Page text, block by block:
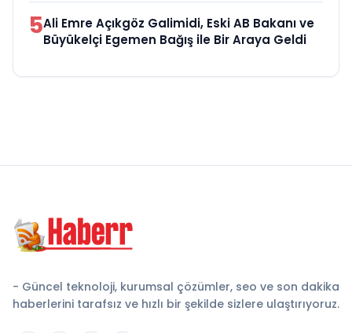
5Ali Emre Açıkgöz Galimidi, Eski AB Bakanı ve
Büyükelçi Egemen Bağış ile Bir Araya Geldi
- Güncel teknoloji, kurumsal çözümler, seo ve son dakika
haberlerini tarafsız ve hızlı bir şekilde sizlere ulaştırıyoruz.